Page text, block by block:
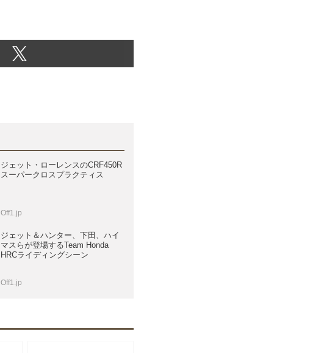
ジェット・ローレンスのCRF450R
スーパークロスプラクティス
Off1.jp
ジェット＆ハンター、下田、ハイ
マスらが登場するTeam Honda
HRCライディングシーン
Off1.jp